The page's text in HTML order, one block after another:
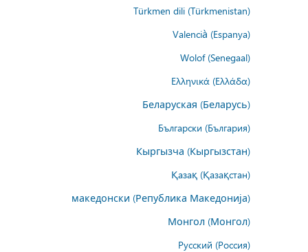
Türkmen dili (Türkmenistan)
Valencià (Espanya)
Wolof (Senegaal)
Ελληνικά (Ελλάδα)
Беларуская (Беларусь)
Български (България)
Кыргызча (Кыргызстан)
Қазақ (Қазақстан)
македонски (Република Македонија)
Монгол (Монгол)
Русский (Россия)